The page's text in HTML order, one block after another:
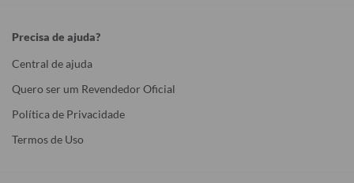
Precisa de ajuda?
Central de ajuda
Quero ser um Revendedor Oficial
Política de Privacidade
Termos de Uso